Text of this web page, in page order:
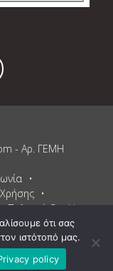
- Αρ. ΓΕΜΗ
Πολιτική Cookies
byPixelgrade
ότι σας
ιστότοπό μας.
policy